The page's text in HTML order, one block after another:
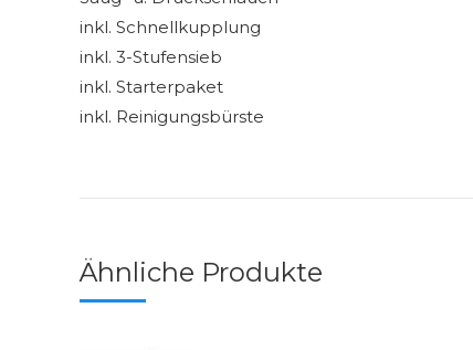
inkl. Schnellkupplung
inkl. 3-Stufensieb
inkl. Starterpaket
inkl. Reinigungsbürste
Ähnliche Produkte